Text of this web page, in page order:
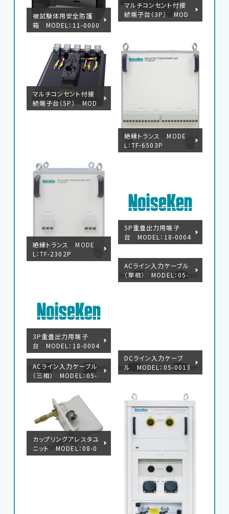
EMC試験器
RF関連製品・試験システム
EMCソリューションセンター
修理・校正
お問い合わせ
サポートデスク
HOME
ニュース 会社概要
中文
被試験体用安全防護
箱 MODEL：11-0000
6A
マルチコンセント付接
続端子台（3P） MOD
EL：18-00048B
マルチコンセント付接
続端子台（5P） MOD
EL：18-00058B
絶縁トランス MODE
L：TF-6503P
絶縁トランス MODE
L：TF-2302P
5P重畳出力用端子
台 MODEL：18-0004
4A
3P重畳出力用端子
台 MODEL：18-0004
7B
ACライン入力ケーブル
（単相） MODEL：05-
00134A
ACライン入力ケーブル
（三相） MODEL：05-
00135A
DCライン入力ケーブ
ル MODEL：05-0013
6A
カップリングアレスタユ
ニット MODEL：08-0
0016A